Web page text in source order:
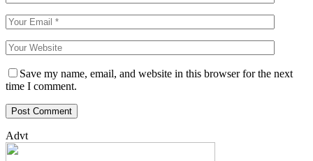
Save my name, email, and website in this browser for the next
time I comment.
Advt